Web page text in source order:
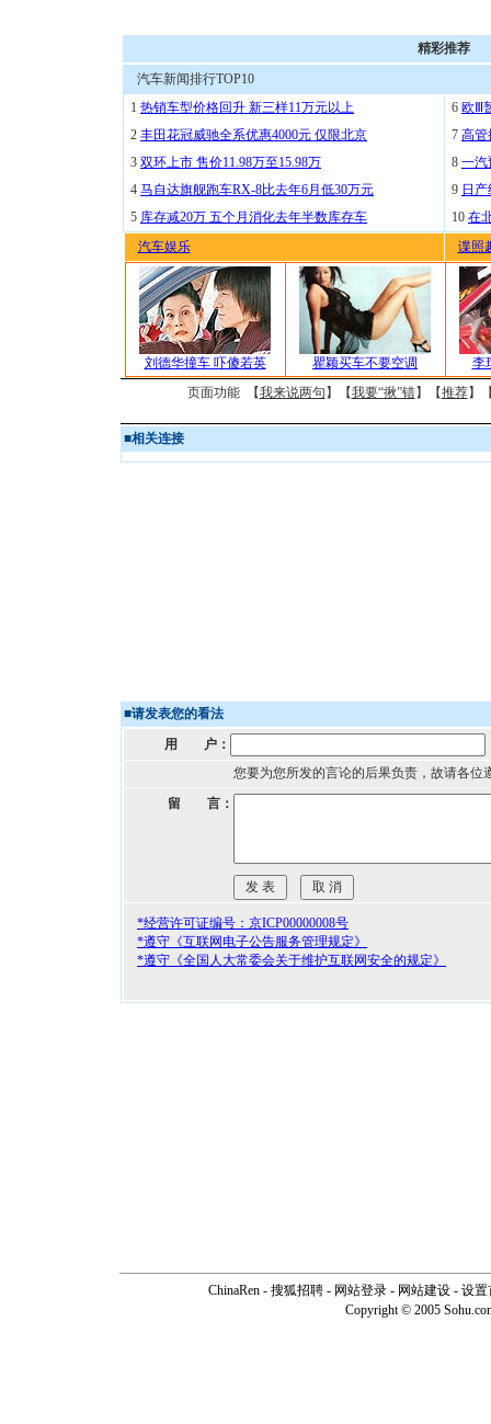
精彩推荐
汽车新闻排行TOP10
1 热销车型价格回升 新三样11万元以上
2 丰田花冠威驰全系优惠4000元 仅限北京
3 双环上市 售价11.98万至15.98万
4 马自达旗舰跑车RX-8比去年6月低30万元
5 库存减20万 五个月消化去年半数库存车
6 欧Ⅲ
7 高管
8 一汽
9 日
10 在
汽车娱乐
谍照
刘德华撞车 吓傻若英 瞿颖买车不要空调
李
页面功能 【我来说两句 】【我要“揪”错】【推荐】
■相关连接
■请发表您的看法
用 户：
您要为您所发的言论的后果负责，故请各位
留 言：
*经营许可证编号：京ICP00000008号
*遵守《互联网电子公告服务管理规定》
*遵守《全国人大常委会关于维护互联网安全的规定》
ChinaRen - 搜狐招聘 - 网站登录 - 网站建设 - 设置
Copyright © 2005